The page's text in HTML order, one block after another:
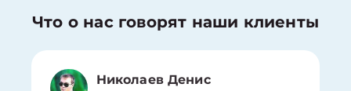
Что о нас говорят наши клиенты
Николаев Денис